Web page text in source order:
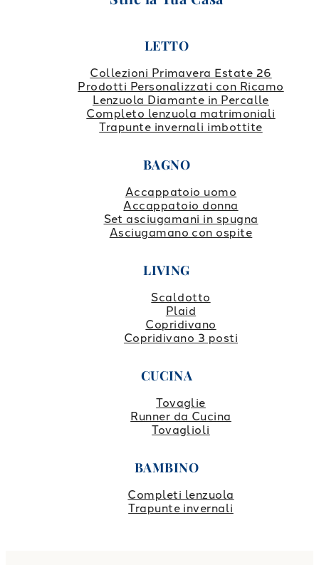
LETTO
Collezioni Primavera Estate 26
Prodotti Personalizzati con Ricamo
Lenzuola Diamante in Percalle
Completo lenzuola matrimoniali
Trapunte invernali imbottite
BAGNO
Accappatoio uomo
Accappatoio donna
Set asciugamani in spugna
Asciugamano con ospite
LIVING
Scaldotto
Plaid
Copridivano
Copridivano 3 posti
CUCINA
Tovaglie
Runner da Cucina
Tovaglioli
BAMBINO
Completi lenzuola
Trapunte invernali